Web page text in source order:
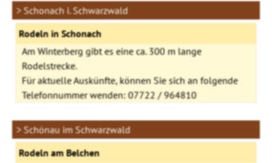
> Schonach i. Schwarzwald
Rodeln in Schonach
Am Winterberg gibt es eine ca. 300 m lange
Rodelstrecke.
Für aktuelle Auskünfte, können Sie sich an folgende
Telefonnummer wenden: 07722 / 964810
> Schönau im Schwarzwald
Rodeln am Belchen